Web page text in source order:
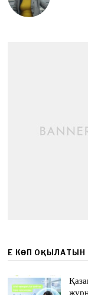
ЕҢ КӨП ОҚЫЛАТЫН